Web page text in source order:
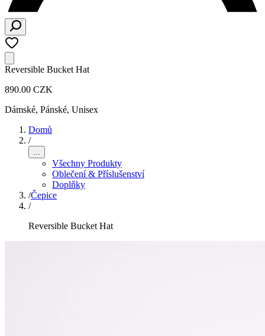
Reversible Bucket Hat
890.00 CZK
Dámské, Pánské, Unisex
Domů
/
...
Všechny Produkty
Oblečení & Příslušenství
Doplňky
/Čepice
/
Reversible Bucket Hat